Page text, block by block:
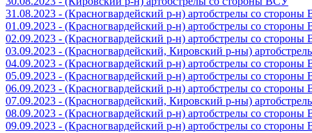
31.08.2023 - (Красногвардейский р-н) артобстрелы со
01.09.2023 - (Красногвардейский р-н) артобстрелы со
02.09.2023 - (Красногвардейский р-н) артобстрелы со
03.09.2023 - (Красногвардейский, Кировский р-ны)
04.09.2023 - (Красногвардейский р-н) артобстрелы со
05.09.2023 - (Красногвардейский р-н) артобстрелы со
06.09.2023 - (Красногвардейский р-н) артобстрелы со
07.09.2023 - (Красногвардейский, Кировский р-ны)
08.09.2023 - (Красногвардейский р-н) артобстрелы со
09.09.2023 - (Красногвардейский р-н) артобстрелы со